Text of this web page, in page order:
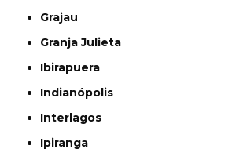
Grajau
Granja Julieta
Ibirapuera
Indianópolis
Interlagos
Ipiranga